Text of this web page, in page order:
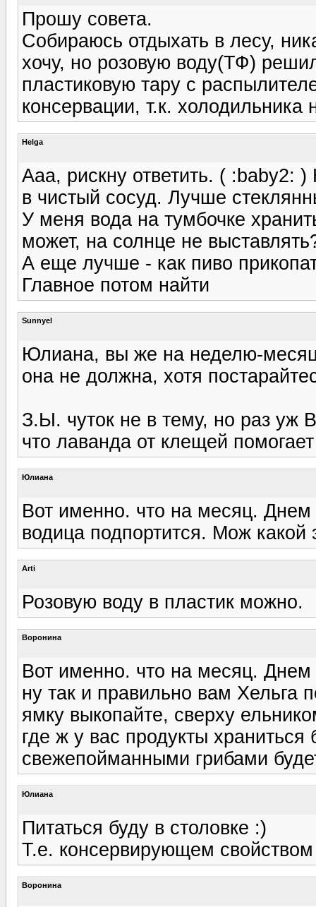
Прошу совета.
Собираюсь отдыхать в лесу,
хочу, но розовую воду(ТФ)
пластиковую тару с
консервации, т.к. холодильника
Helga
Ааа, рискну ответить. ( :baby2:
в чистый сосуд. Лучше
У меня вода на тумбочке
может, на солнце не
А еще лучше - как пиво
Главное потом найти
Sunnyel
Юлиана, вы же на неделю-месяц
она не должна, хотя
З.Ы. чуток не в тему, но раз уж
что лаванда от клещей помогает
Юлиана
Вот именно. что на месяц.
водица подпортится. Мож
Arti
Розовую воду в пластик можно.
Воронина
Вот именно. что на месяц.
ну так и правильно вам Хельга
ямку выкопайте, сверху
где ж у вас продукты храниться
свежепойманными грибами
Юлиана
Питаться буду в столовке :)
Т.е. консервирующем
Воронина